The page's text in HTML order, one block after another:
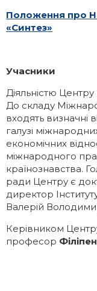
Положення про
«Синтез»
Учасники
Діяльністю
До складу
входять визначні
галузі
економічних
міжнародного
країнознавства.
ради Центру є
директор
Валерій
Керівником
професор